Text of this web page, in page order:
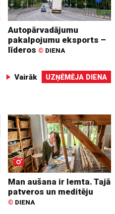
Autopārvadājumu
pakalpojumu eksports –
līderos © DIENA
Vairāk UZŅĒMĒJA DIENA
Man aušana ir lemta. Tajā
patveros un meditēju
© DIENA